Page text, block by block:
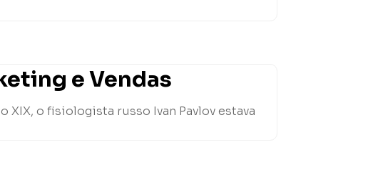
e Vendas
XIX, o fisiologista russo Ivan Pavlov estava